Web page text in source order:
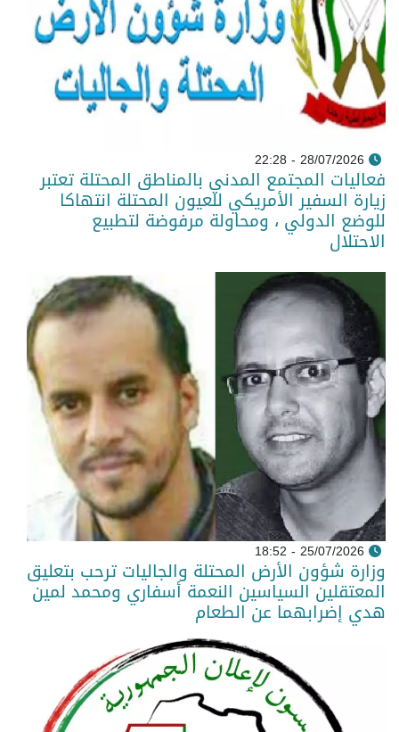
28/07/2026 - 22:28
فعاليات المجتمع المدني بالمناطق المحتلة تعتبر
زيارة السفير الأمريكي للعيون المحتلة انتهاكا
للوضع الدولي ، ومحاولة مرفوضة لتطبيع
الاحتلال
25/07/2026 - 18:52
وزارة شؤون الأرض المحتلة والجاليات ترحب بتعليق
المعتقلين السياسين النعمة أسفاري ومحمد لمين
هدي إضرابهما عن الطعام